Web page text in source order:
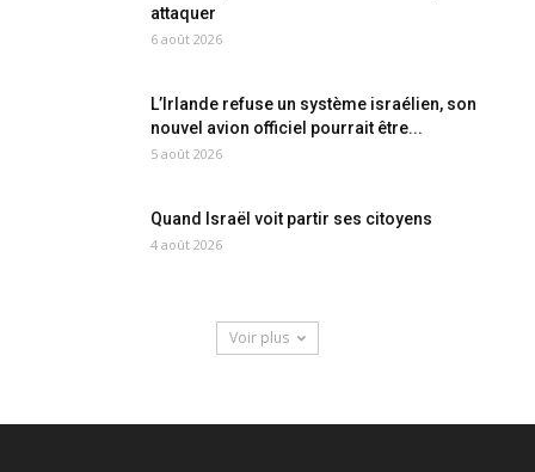
attaquer
6 août 2026
L’Irlande refuse un système israélien, son
nouvel avion officiel pourrait être...
5 août 2026
Quand Israël voit partir ses citoyens
4 août 2026
Voir plus